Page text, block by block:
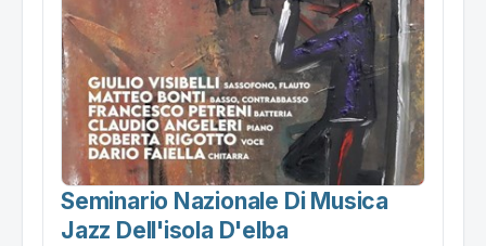
Seminario Nazionale Di Musica
Jazz Dell'isola D'elba